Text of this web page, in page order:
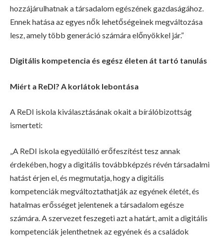
hozzájárulhatnak a társadalom egészének gazdaságához.
Ennek hatása az egyes nők lehetőségeinek megváltozása
lesz, amely több generáció számára előnyökkel jár.”
Digitális kompetencia és egész életen át tartó tanulás
Miért a ReDI? A korlátok lebontása
A ReDI iskola kiválasztásának okait a bírálóbizottság
ismerteti:
„A ReDI iskola egyedülálló erőfeszítést tesz annak
érdekében, hogy a digitális továbbképzés révén társadalmi
hatást érjen el, és megmutatja, hogy a digitális
kompetenciák megváltoztathatják az egyének életét, és
hatalmas erősséget jelentenek a társadalom egésze
számára. A szervezet feszegeti azt a határt, amit a digitális
kompetenciák jelenthetnek az egyének és a családok